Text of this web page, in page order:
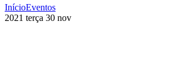
InícioEventos
2021 terça 30 nov